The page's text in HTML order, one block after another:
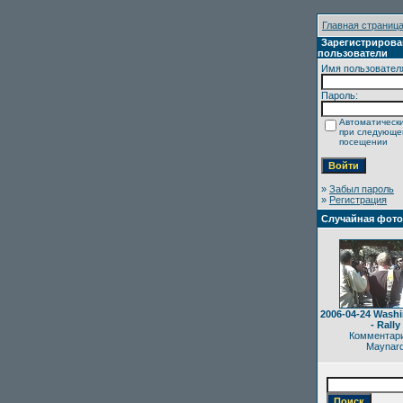
Главная страница
пользователи
Имя
Пароль:
при
посещении
» Забыл пароль
» Регистрация
Случайная
2006-04-24
- Rally